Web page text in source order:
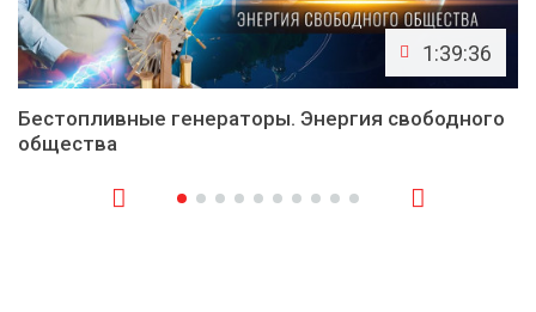
1:39:36
Бестопливные генераторы. Энергия свободного
общества